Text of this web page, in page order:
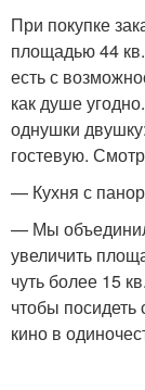
При покупке
площадью 44
есть с
как душе
однушки
гостевую.
— Кухня с
— Мы
увеличить
чуть более 15
чтобы посидеть
кино в